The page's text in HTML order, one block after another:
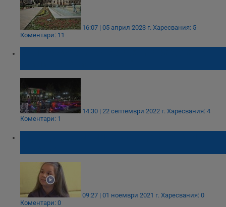
16:07 | 05 април 2023 г. Харесвания: 5
Коментари: 11
14:30 | 22 септември 2022 г. Харесвания: 4
Коментари: 1
09:27 | 01 ноември 2021 г. Харесвания: 0
Коментари: 0